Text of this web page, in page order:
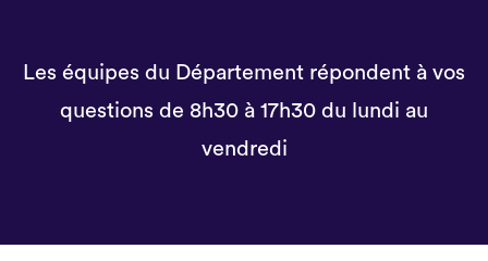
Les équipes du Département répondent à vos
questions de 8h30 à 17h30 du lundi au
vendredi